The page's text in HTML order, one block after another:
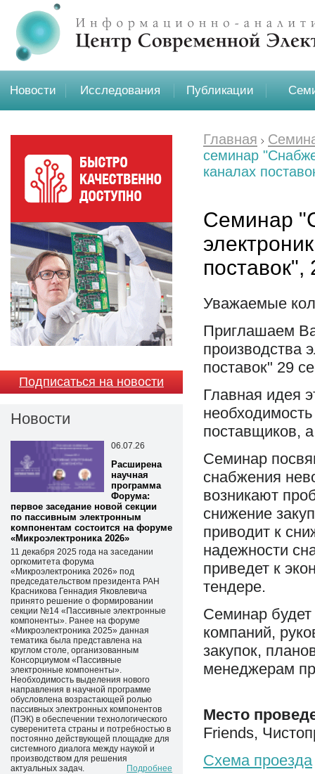
Новости Исследования Публикации
Подписаться на новости
Новости
06.07.26
Расширена
научная
программа
Форума:
первое заседание новой секции
по пассивным электронным
компонентам состоится на форуме
«Микроэлектроника 2026»
11 декабря 2025 года на заседании
оргкомитета форума
«Микроэлектроника 2026» под
председательством президента РАН
Красникова Геннадия Яковлевича
принято решение о формировании
секции №14 «Пассивные электронные
компоненты». Ранее на форуме
«Микроэлектроника 2025» данная
тематика была представлена на
круглом столе, организованным
Консорциумом «Пассивные
электронные компоненты».
Необходимость выделения нового
направления в научной программе
обусловлена возрастающей ролью
пассивных электронных компонентов
(ПЭК) в обеспечении технологического
суверенитета страны и потребностью в
постоянно действующей площадке для
системного диалога между наукой и
производством для решения
актуальных задач.
Подробнее
Главная
семинар
каналах
Семинар
Уважаемые
Приглашаем
производства
поставок" 29
Главная идея
поставщиков,
Семинар
снабжения
возникают
снижение
приводит к
надежности
приведет к
тендере.
Семинар будет
компаний,
закупок,
менеджерам
Место
Friends,
Схема проезда